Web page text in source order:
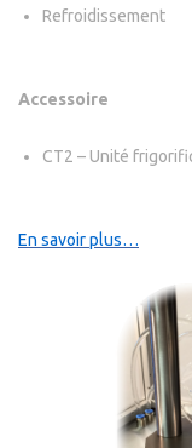
Refroidissement
Accessoire
CT2 – Unité
En savoir plus…